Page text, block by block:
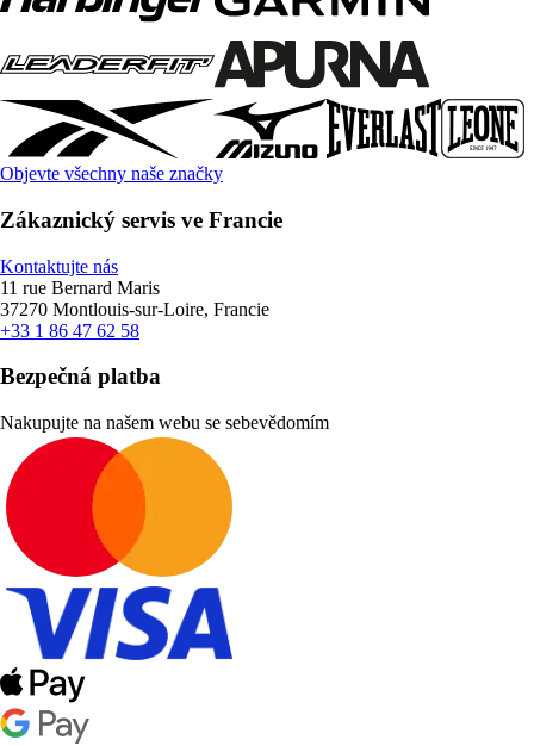
Objevte všechny naše značky
Zákaznický servis ve Francie
Kontaktujte nás
11 rue Bernard Maris
37270 Montlouis-sur-Loire, Francie
+33 1 86 47 62 58
Bezpečná platba
Nakupujte na našem webu se sebevědomím